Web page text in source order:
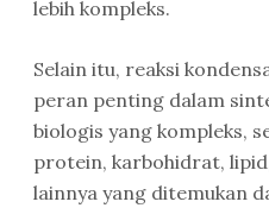
lebih kompleks.
Selain itu, reaksi
peran penting dalam
biologis yang kompleks,
protein, karbohidrat,
lainnya yang ditemukan